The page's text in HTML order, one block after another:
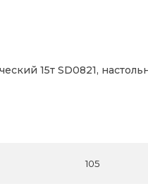
15т SD0821,
105